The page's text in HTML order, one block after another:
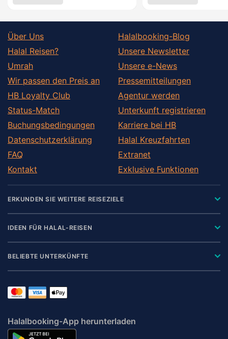
Über Uns
Halal Reisen?
Umrah
Wir passen den Preis an
HB Loyalty Club
Status-Match
Buchungsbedingungen
Datenschutzerklärung
FAQ
Kontakt
Halalbooking-Blog
Unsere Newsletter
Unsere e-News
Pressemitteilungen
Agentur werden
Unterkunft registrieren
Karriere bei HB
Halal Kreuzfahrten
Extranet
Exklusive Funktionen
ERKUNDEN SIE WEITERE REISEZIELE
IDEEN FÜR HALAL-REISEN
BELIEBTE UNTERKÜNFTE
Halalbooking-App herunterladen